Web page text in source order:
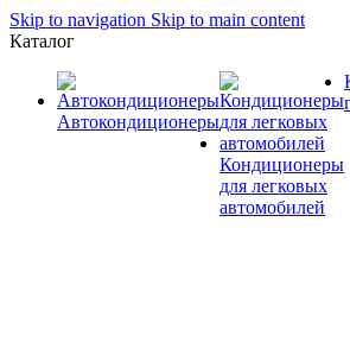
Skip to navigation Skip to main content
Каталог
Автокондиционеры
Кондиционеры
для легковых
автомобилей